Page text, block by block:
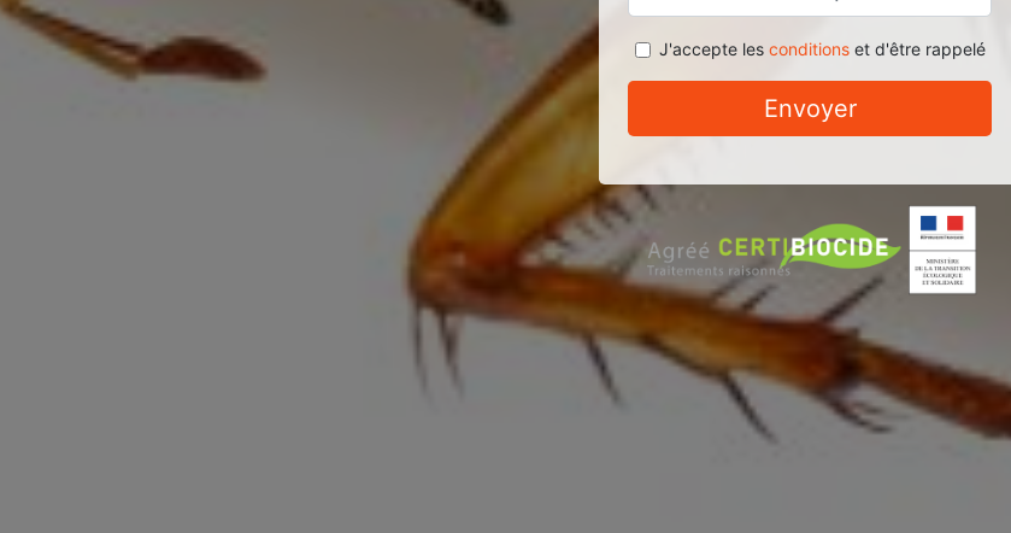
J'accepte les conditionset d'être rappelé
Envoyer